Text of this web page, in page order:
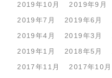
2019年10月
2019年9月
2019年7月
2019年6月
2019年4月
2019年3月
2019年1月
2018年5月
2017年11月
2017年10月